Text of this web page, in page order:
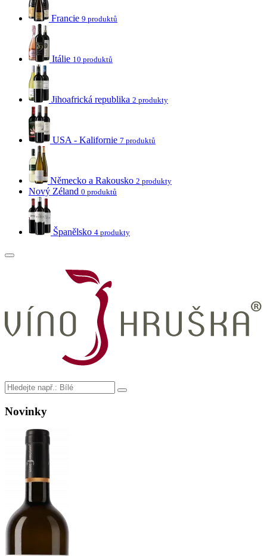
Francie 9 produktů
Itálie 10 produktů
Jihoafrická republika 2 produkty
USA - Kalifornie 7 produktů
Německo a Rakousko 2 produkty
Nový Zéland 0 produktů
Španělsko 4 produkty
Novinky